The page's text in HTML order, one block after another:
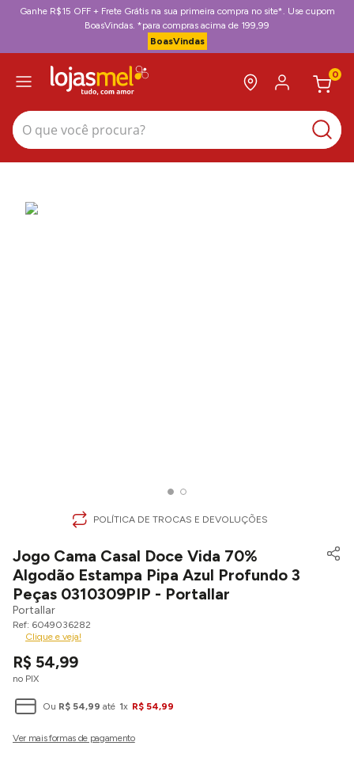
Ganhe R$15 OFF + Frete Grátis na sua primeira compra no site*. Use cupom
BoasVindas. *para compras acima de 199,99
BoasVindas
0
O que você procura?
POLÍTICA DE TROCAS E DEVOLUÇÕES
Jogo Cama Casal Doce Vida 70%
Algodão Estampa Pipa Azul Profundo 3
Peças 0310309PIP - Portallar
Portallar
6049036282
Clique e veja!
R$ 54,99
no PIX
Ou R$ 54,99 até 1x R$ 54,99